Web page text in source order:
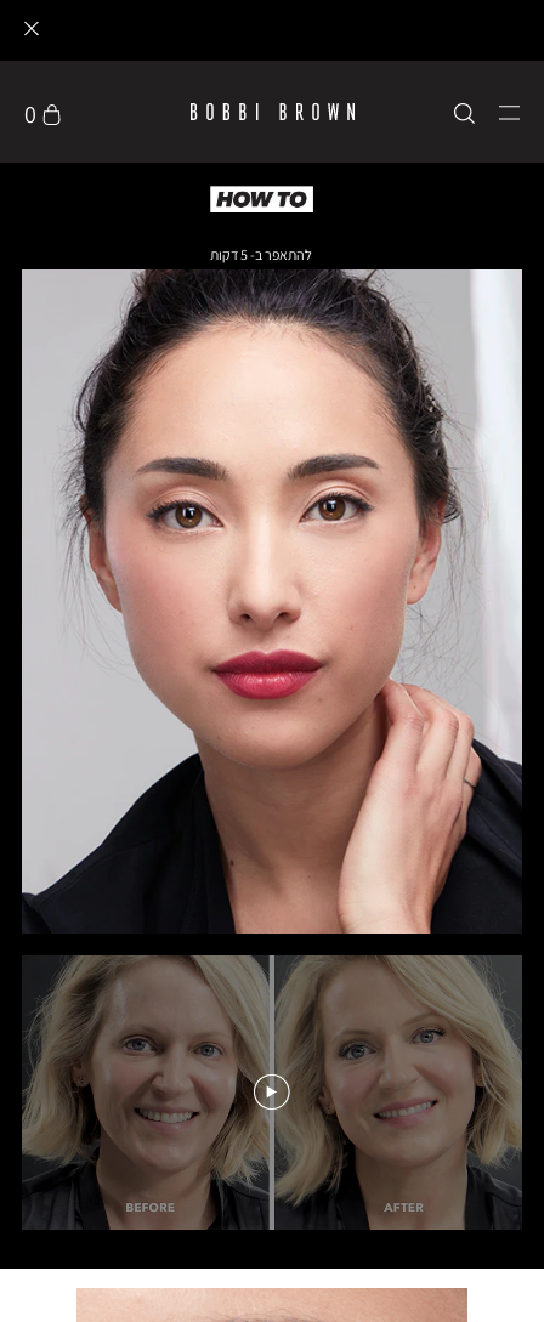
טיפוח העור הטבות מיוחדות
0
להתאפר ב- 5 דקות